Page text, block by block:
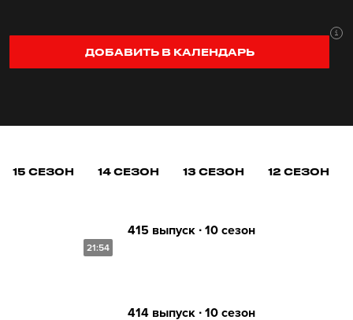
ДОБАВИТЬ В КАЛЕНДАРЬ
15 СЕЗОН 14 СЕЗОН 13 СЕЗОН 12 СЕЗОН
21:54
415 выпуск ∙ 10 сезон
414 выпуск ∙ 10 сезон